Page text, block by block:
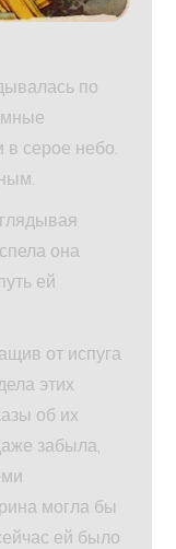
по
серое небо.
она
ей
от испуга
этих
об их
забыла,
могла бы
ей было